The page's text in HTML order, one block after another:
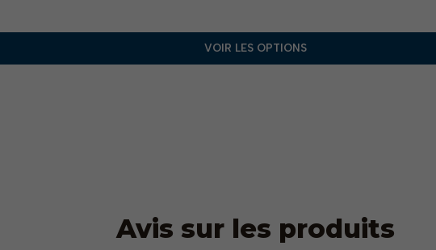
VOIR LES OPTIONS
Avis sur les produits